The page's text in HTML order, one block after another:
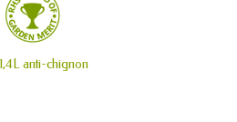
anti-chignon